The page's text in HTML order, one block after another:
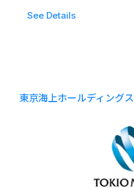
See Details
東京海上ホールディングス